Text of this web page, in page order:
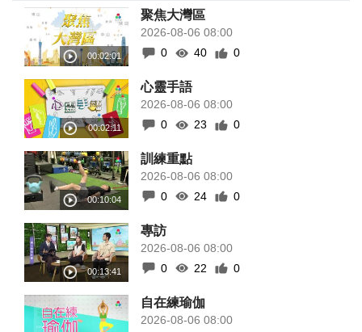
聚焦大灣區
2026-08-06 08:00
0
40 0
心靈手語
2026-08-06 08:00
0
23 0
訓練重點
2026-08-06 08:00
0
24 0
專訪
2026-08-06 08:00
0
22 0
自在練瑜伽
2026-08-06 08:00